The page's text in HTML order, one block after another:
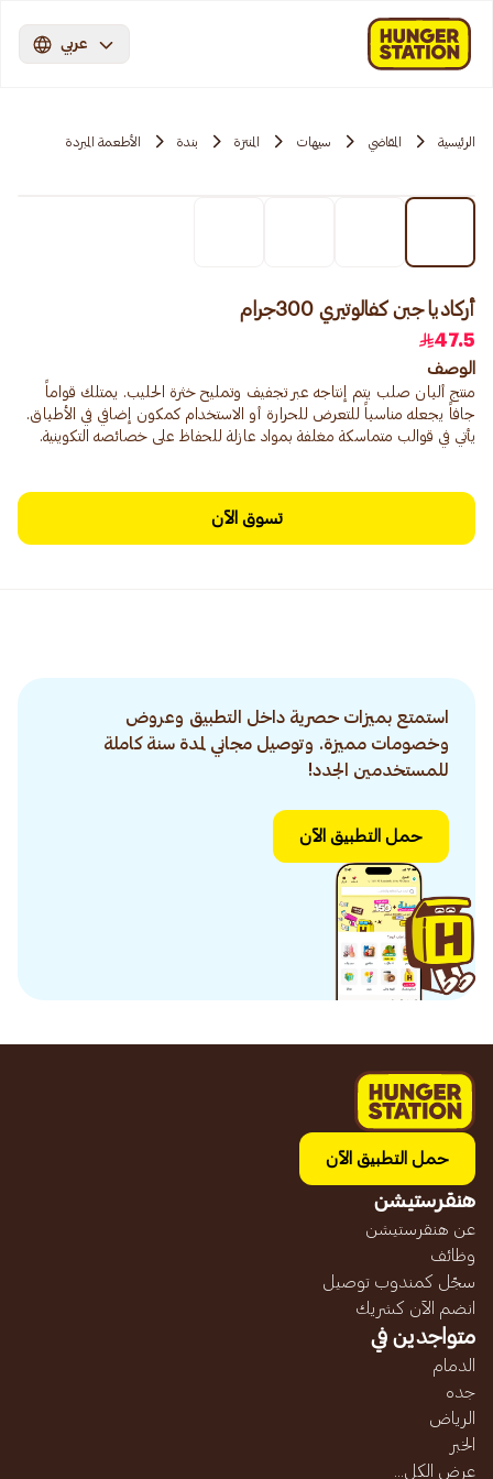
عربي
الرئيسية المقاضي سيهات المنتزة بندة الأطعمة المبردة
أركاديا جبن كفالوتيري 300جرام
47.5
الوصف
منتج ألبان صلب يتم إنتاجه عبر تجفيف وتمليح خثرة الحليب. يمتلك قواماً
جافاً يجعله مناسباً للتعرض للحرارة أو الاستخدام كمكون إضافي في الأطباق.
يأتي في قوالب متماسكة مغلفة بمواد عازلة للحفاظ على خصائصه التكوينية.
تسوق الآن
استمتع بميزات حصرية داخل التطبيق وعروض
وخصومات مميزة. وتوصيل مجاني لمدة سنة كاملة
للمستخدمين الجدد!
حمل التطبيق الآن
حمل التطبيق الآن
هنقرستيشن
عن هنقرستيشن
وظائف
سجّل كمندوب توصيل
انضم الآن كشريك
متواجدين في
الدمام
جده
الرياض
الخبر
عرض الكل...